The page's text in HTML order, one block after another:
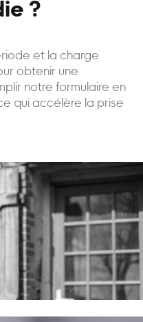
?
et la charge
obtenir une
notre formulaire en
qui accélère la prise